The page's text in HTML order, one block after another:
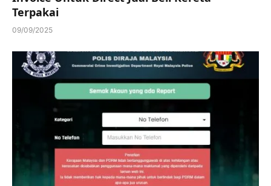
Terpakai
09/09/2025